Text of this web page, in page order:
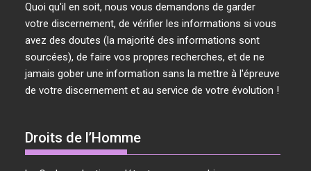
Quoi qu'il en soit, nous vous demandons de garder
votre discernement, de vérifier les informations si vous
avez des doutes (la majorité des informations sont
sourcées), de faire vos propres recherches, et de ne
jamais gober une information sans la mettre à l'épreuve
de votre discernement et au service de votre évolution !
Droits de l’Homme